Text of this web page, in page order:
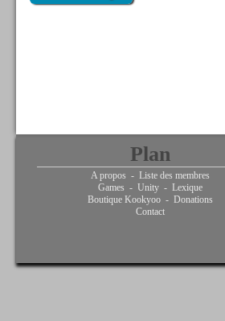
Plan
A propos - Liste des membres
Games - Unity - Lexique
Boutique Kookyoo - Donations
Contact